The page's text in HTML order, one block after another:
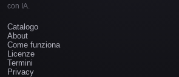
con IA.
Catalogo
About
Come funziona
Licenze
Termini
Privacy